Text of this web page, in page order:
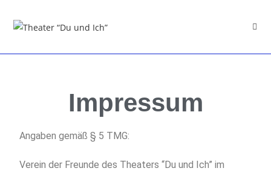
Impressum
Angaben gemäß § 5 TMG:
Verein der Freunde des Theaters “Du und Ich” im